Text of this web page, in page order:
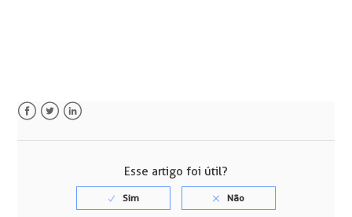
Esse artigo foi útil?